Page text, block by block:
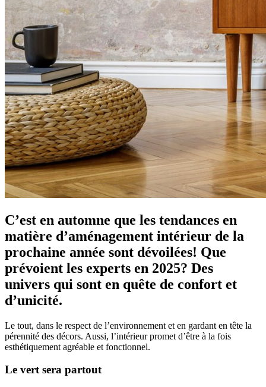
C’est en automne que les tendances en
matière d’aménagement intérieur de la
prochaine année sont dévoilées! Que
prévoient les experts en 2025? Des
univers qui sont en quête de confort et
d’unicité.
Le tout, dans le respect de l’environnement et en gardant en tête la
pérennité des décors. Aussi, l’intérieur promet d’être à la fois
esthétiquement agréable et fonctionnel.
Le vert sera partout